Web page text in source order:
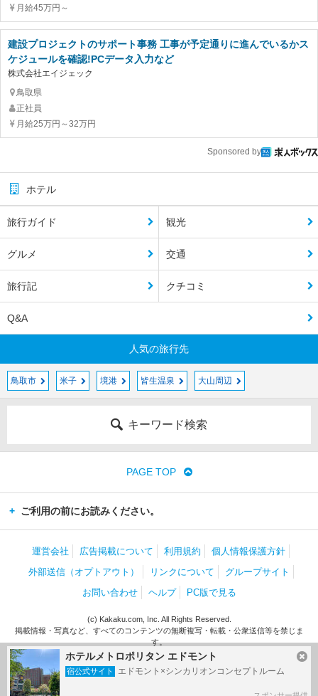
月給45万円～
建設プロジェクトのサポート事務 工事が予定通りに進んでいるかス
ケジュールを確認!PCデータ入力など
株式会社エイジェック
鳥取県
正社員
月給25万円～32万円
Sponsored by
ホテルメトロポリタン エドモント
宿公式サイト エドモント×シンカリオンコンセプトルーム
ホテル
旅行ガイド 観光
グルメ 交通
旅行記 クチコミ
Q&A
人気の旅行先
鳥取市 米子 境港 皆生温泉 大山周辺
キーワード検索
PAGE TOP
ご利用の前にお読みください。
運営会社 広告掲載について 利用規約
個人情報保護方針
外部送信（オプトアウト）
リンクについて
グループサイト
お問い合わせ
ヘルプ PC版で見る
(c) Kakaku.com, Inc. All Rights Reserved.
掲載情報・写真など、すべてのコンテンツの無断複写・転載・公衆送信等を禁じま
す。